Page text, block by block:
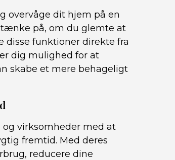
overvåge dit hjem på en
på, om du glemte at
disse funktioner direkte fra
dig mulighed for at
skabe et mere behageligt
virksomheder med at
fremtid. Med deres
reducere dine